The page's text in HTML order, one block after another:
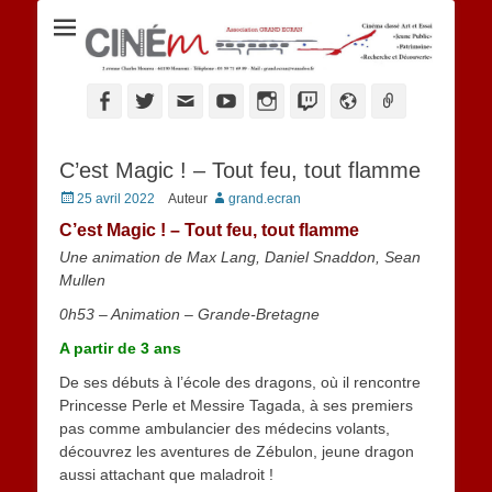
Ciné M
Facebook
TwitterAdresseYouTubeInstagram
TwitchWebsite
C’est Magic ! – Tout feu, tout flamme
Posted
25 avril 2022 Auteur grand.ecran
C’est Magic ! – Tout feu, tout flamme
Une animation de Max Lang, Daniel Snaddon, Sean
Mullen
0h53 – Animation – Grande-Bretagne
A partir de 3 ans
De ses débuts à l’école des dragons, où il rencontre
Princesse Perle et Messire Tagada, à ses premiers
pas comme ambulancier des médecins volants,
découvrez les aventures de Zébulon, jeune dragon
aussi attachant que maladroit !